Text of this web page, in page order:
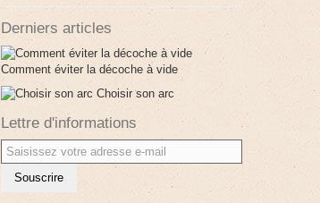
Derniers articles
Comment éviter la décoche à vide
Choisir son arc
Lettre d'informations
Souscrire